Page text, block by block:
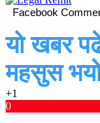
Facebook
यो खबर
महसुस
+1
0